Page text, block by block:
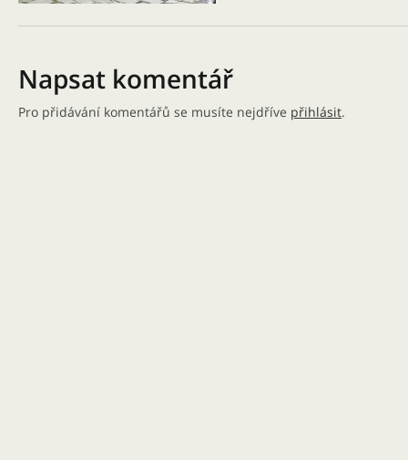
Napsat komentář
Pro přidávání komentářů se musíte nejdříve přihlásit.